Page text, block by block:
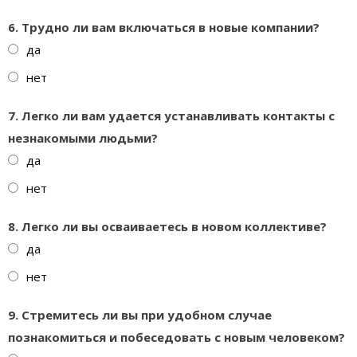
6. Трудно ли вам включаться в новые компании?
да
нет
7. Легко ли вам удается устанавливать контакты с
незнакомыми людьми?
да
нет
8. Легко ли вы осваиваетесь в новом коллективе?
да
нет
9. Стремитесь ли вы при удобном случае
познакомиться и побеседовать с новым человеком?